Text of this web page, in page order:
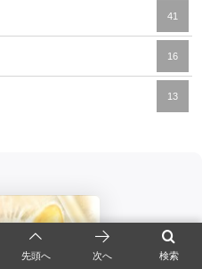
41
16
13
検索
先頭へ 次へ